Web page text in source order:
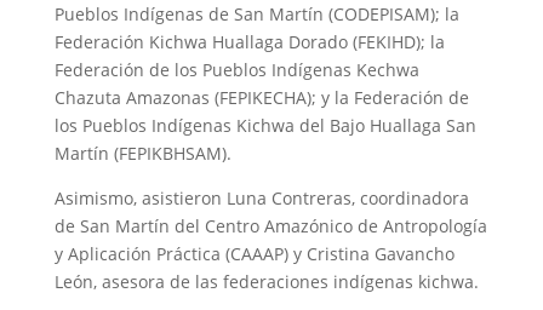
Pueblos Indígenas de San Martín (CODEPISAM); la
Federación Kichwa Huallaga Dorado (FEKIHD); la
Federación de los Pueblos Indígenas Kechwa
Chazuta Amazonas (FEPIKECHA); y la Federación de
los Pueblos Indígenas Kichwa del Bajo Huallaga San
Martín (FEPIKBHSAM).
Asimismo, asistieron Luna Contreras, coordinadora
de San Martín del Centro Amazónico de Antropología
y Aplicación Práctica (CAAAP) y Cristina Gavancho
León, asesora de las federaciones indígenas kichwa.